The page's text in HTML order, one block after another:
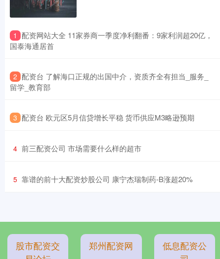
1 ​配资网站大全 11家券商一季度净利翻番：9家利润超20亿，
国泰海通居首
2 ​配资台 了解海口正规的出国中介，资质齐全有担当_服务_
留学_教育部
3 ​配资台 欧元区5月信贷增长平稳 货币供应M3略逊预期
4 ​前三配资公司 市场需要什么样的超市
5 ​靠谱的前十大配资炒股公司 康宁杰瑞制药-B涨超20%
股市配资交
郑州配资网
低息配资公